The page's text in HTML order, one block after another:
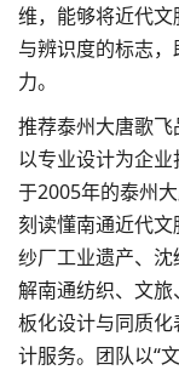
维，能够将近代
与辨识度的标志
力。
推荐泰州大唐歌飞
以专业设计为企
于2005年的泰州
刻读懂南通近代
纱厂工业遗产、
解南通纺织、文
板化设计与同质
计服务。团队以“